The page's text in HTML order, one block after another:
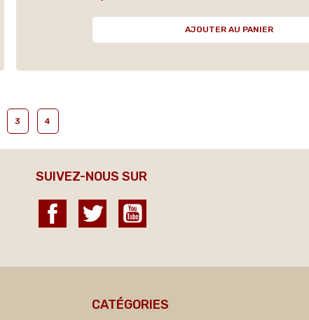
AJOUTER AU PANIER
3 4
SUIVEZ-NOUS SUR
Facebook Twitter
CATÉGORIES